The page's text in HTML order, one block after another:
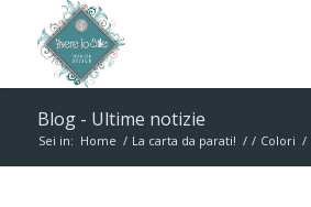
Blog - Ultime notizie
Sei in: Home / La carta da parati! / / Colori /